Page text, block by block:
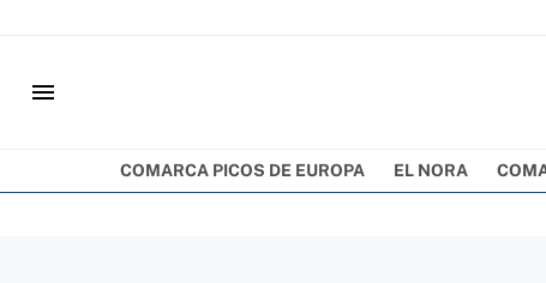
menu
COMARCA PICOS DE EUROPA EL NORA